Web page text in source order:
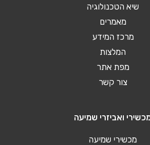
שיא הטכנולוגיה
מאמרים
מרכז המידע
המלצות
מפת אתר
צור קשר
ואביזרי שמיעה
מכשירי שמיעה